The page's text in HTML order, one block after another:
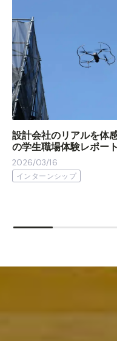
設計会社のリアルを体
の学生職場体験レポート
2026/03/16
インターンシップ